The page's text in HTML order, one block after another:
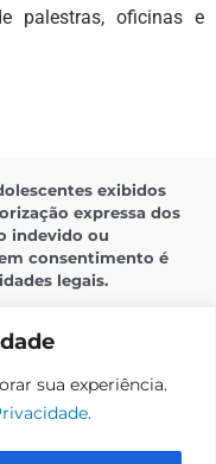
sua experiência.
palestras, oficinas e
exibidos
expressa dos
indevido ou
consentimento é
legais.